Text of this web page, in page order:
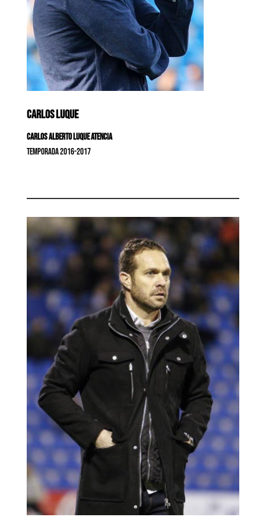
CARLOS LUQUE
Carlos Alberto Luque Atencia
Temporada 2016-2017